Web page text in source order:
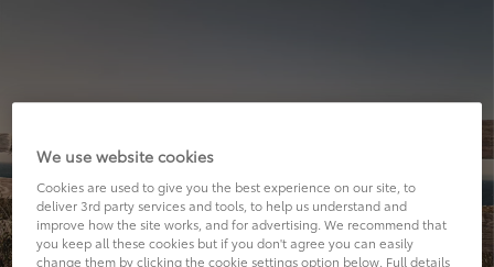
We use website cookies
Cookies are used to give you the best experience on our site, to
deliver 3rd party services and tools, to help us understand and
improve how the site works, and for advertising. We recommend that
you keep all these cookies but if you don't agree you can easily
change them by clicking the cookie settings option below. Full details